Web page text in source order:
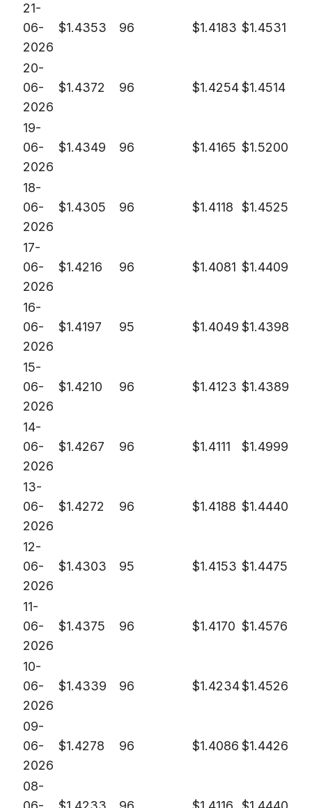
21-
06-
2026
$1.4353 96 $1.4183 $1.4531
20-
06-
2026
$1.4372 96 $1.4254$1.4514
19-
06-
2026
$1.4349 96 $1.4165 $1.5200
18-
06-
2026
$1.4305 96 $1.4118 $1.4525
17-
06-
2026
$1.4216 96 $1.4081 $1.4409
16-
06-
2026
$1.4197 95 $1.4049 $1.4398
15-
06-
2026
$1.4210 96 $1.4123 $1.4389
14-
06-
2026
$1.4267 96 $1.4111 $1.4999
13-
06-
2026
$1.4272 96 $1.4188 $1.4440
12-
06-
2026
$1.4303 95 $1.4153 $1.4475
11-
06-
2026
$1.4375 96 $1.4170 $1.4576
10-
06-
2026
$1.4339 96 $1.4234$1.4526
09-
06-
2026
$1.4278 96 $1.4086 $1.4426
08-